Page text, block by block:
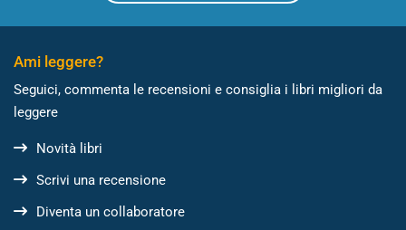
Ami leggere?
Seguici, commenta le recensioni e consiglia i libri migliori da
leggere
Novità libri
Scrivi una recensione
Diventa un collaboratore